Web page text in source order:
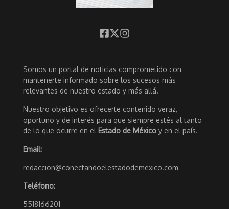
Somos un portal de noticias comprometido con
mantenerte informado sobre los sucesos más
relevantes de nuestro estado y más allá.
Nuestro objetivo es ofrecerte contenido veraz,
oportuno y de interés para que siempre estés al tanto
de lo que ocurre en el Estado de México y en el país.
Email:
redaccion@conectandoelestadodemexico.com
Teléfono:
5518166201